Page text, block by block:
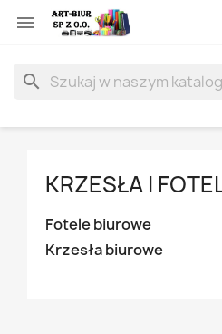

search
KRZESŁA I
Fotele biurowe
Krzesła biurowe